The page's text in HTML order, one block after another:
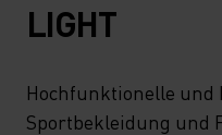
LIGHT
Hochfunktionelle und
Sportbekleidung und